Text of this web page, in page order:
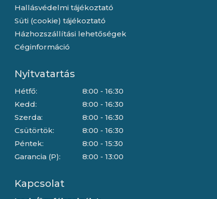
Hallásvédelmi tájékoztató
Süti (cookie) tájékoztató
Házhozszállítási lehetőségek
Céginformáció
Nyitvatartás
Hétfő:
Kedd:
Szerda:
Csütörtök:
Péntek:
Garancia (P):
8:00 - 16:30
8:00 - 16:30
8:00 - 16:30
8:00 - 16:30
8:00 - 15:30
8:00 - 13:00
Kapcsolat